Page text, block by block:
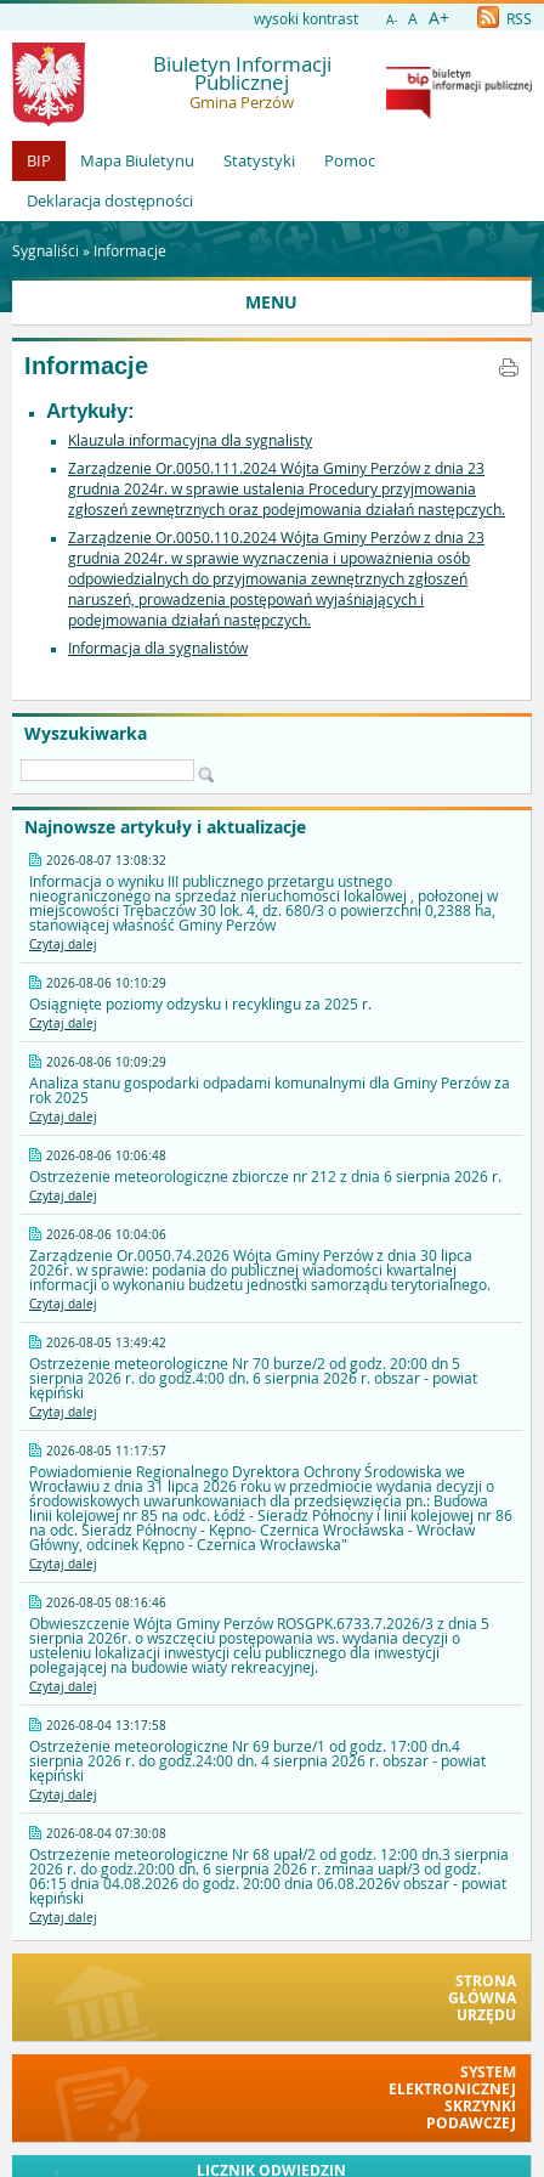
wysoki kontrast A- A A+ RSS
Biuletyn Informacji
Publicznej
Gmina Perzów
BIP Mapa Biuletynu Statystyki
Pomoc
Deklaracja dostępności
Sygnaliści » Informacje
MENU
Wyszukiwarka
Najnowsze artykuły i aktualizacje
2026-08-07 13:08:32
Informacja o wyniku III publicznego przetargu ustnego
nieograniczonego na sprzedaż nieruchomosci lokalowej , położonej w
miejscowości Trębaczów 30 lok. 4, dz. 680/3 o powierzchni 0,2388 ha,
stanowiącej własność Gminy Perzów
Czytaj dalej
2026-08-06 10:10:29
Osiągnięte poziomy odzysku i recyklingu za 2025 r.
Czytaj dalej
2026-08-06 10:09:29
Analiza stanu gospodarki odpadami komunalnymi dla Gminy Perzów za
rok 2025
Czytaj dalej
2026-08-06 10:06:48
Ostrzeżenie meteorologiczne zbiorcze nr 212 z dnia 6 sierpnia 2026 r.
Czytaj dalej
2026-08-06 10:04:06
Zarządzenie Or.0050.74.2026 Wójta Gminy Perzów z dnia 30 lipca
2026r. w sprawie: podania do publicznej wiadomości kwartalnej
informacji o wykonaniu budżetu jednostki samorządu terytorialnego.
Czytaj dalej
2026-08-05 13:49:42
Ostrzeżenie meteorologiczne Nr 70 burze/2 od godz. 20:00 dn 5
sierpnia 2026 r. do godz.4:00 dn. 6 sierpnia 2026 r. obszar - powiat
kępiński
Czytaj dalej
2026-08-05 11:17:57
Powiadomienie Regionalnego Dyrektora Ochrony Środowiska we
Wrocławiu z dnia 31 lipca 2026 roku w przedmiocie wydania decyzji o
środowiskowych uwarunkowaniach dla przedsięwzięcia pn.: Budowa
linii kolejowej nr 85 na odc. Łódź - Sieradz Północny i linii kolejowej nr 86
na odc. Sieradz Północny - Kępno- Czernica Wrocławska - Wrocław
Główny, odcinek Kępno - Czernica Wrocławska"
Czytaj dalej
2026-08-05 08:16:46
Obwieszczenie Wójta Gminy Perzów ROSGPK.6733.7.2026/3 z dnia 5
sierpnia 2026r. o wszczęciu postępowania ws. wydania decyzji o
usteleniu lokalizacji inwestycji celu publicznego dla inwestycji
polegającej na budowie wiaty rekreacyjnej.
Czytaj dalej
2026-08-04 13:17:58
Ostrzeżenie meteorologiczne Nr 69 burze/1 od godz. 17:00 dn.4
sierpnia 2026 r. do godz.24:00 dn. 4 sierpnia 2026 r. obszar - powiat
kępiński
Czytaj dalej
2026-08-04 07:30:08
Ostrzeżenie meteorologiczne Nr 68 upał/2 od godz. 12:00 dn.3 sierpnia
2026 r. do godz.20:00 dn. 6 sierpnia 2026 r. zminaa uapł/3 od godz.
06:15 dnia 04.08.2026 do godz. 20:00 dnia 06.08.2026v obszar - powiat
kępiński
Czytaj dalej
STRONA
GŁÓWNA
URZĘDU
SYSTEM
ELEKTRONICZNEJ
SKRZYNKI
PODAWCZEJ
LICZNIK ODWIEDZIN
Informacje
Artykuły:
Klauzula informacyjna dla sygnalisty
Zarządzenie Or.0050.111.2024 Wójta Gminy Perzów z dnia 23
grudnia 2024r. w sprawie ustalenia Procedury przyjmowania
zgłoszeń zewnętrznych oraz podejmowania działań następczych.
Zarządzenie Or.0050.110.2024 Wójta Gminy Perzów z dnia 23
grudnia 2024r. w sprawie wyznaczenia i upoważnienia osób
odpowiedzialnych do przyjmowania zewnętrznych zgłoszeń
naruszeń, prowadzenia postępowań wyjaśniających i
podejmowania działań następczych.
Informacja dla sygnalistów